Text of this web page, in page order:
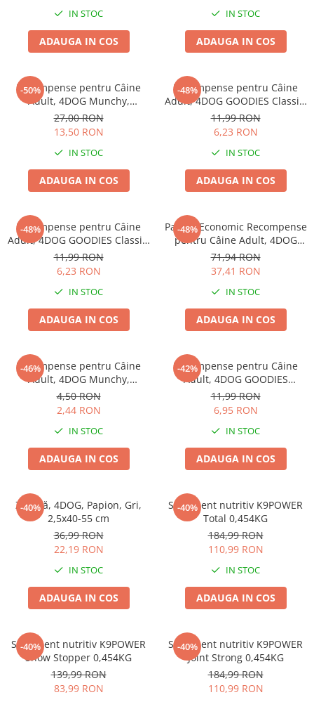
Haine Câini
Zgărzi & HamuriIN STOC
ADAUGA IN COS
IN STOC
ADAUGA IN COS
-50%
Recompense pentru Câine
Adult, 4DOG Munchy,
Batoane, Vită, 12.5cm, 100
bucăți
27,00 RON
13,50 RON
IN STOC
ADAUGA IN COS
-48%
Recompense pentru Câine
Adult, 4DOG GOODIES Classic,
Strips de Pui, 100g
11,99 RON
6,23 RON
IN STOC
ADAUGA IN COS
-48%
Recompense pentru Câine
Adult, 4DOG GOODIES Classic,
Sticks cu Pui și Orez, 100g
11,99 RON
6,23 RON
IN STOC
ADAUGA IN COS
-48%
Pachet Economic Recompense
pentru Câine Adult, 4DOG
GOODIES Barbecue, Cotlete
de Miel, 6x100g
71,94 RON
37,41 RON
IN STOC
ADAUGA IN COS
-46%
Recompense pentru Câine
Adult, 4DOG Munchy,
Batoane, Vită, 12.5cm, 10
bucăți
4,50 RON
2,44 RON
IN STOC
ADAUGA IN COS
-42%
Recompense pentru Câine
Adult, 4DOG GOODIES
Barbecue, Cotlete de Miel,
100g
11,99 RON
6,95 RON
IN STOC
ADAUGA IN COS
-40%
Zgardă, 4DOG, Papion, Gri,
2,5x40-55 cm
36,99 RON
22,19 RON
IN STOC
ADAUGA IN COS
-40%
Supliment nutritiv K9POWER
Total 0,454KG
184,99 RON
110,99 RON
IN STOC
ADAUGA IN COS
-40%
Supliment nutritiv K9POWER
Show Stopper 0,454KG
139,99 RON
83,99 RON
-40%
Supliment nutritiv K9POWER
Joint Strong 0,454KG
184,99 RON
110,99 RON